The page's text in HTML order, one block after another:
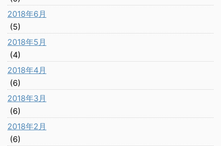
2018年6月
(5)
2018年5月
(4)
2018年4月
(6)
2018年3月
(6)
2018年2月
(6)